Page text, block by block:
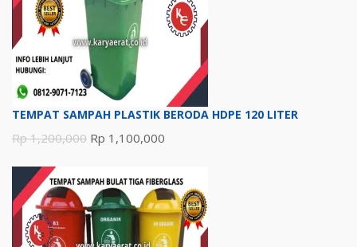
TEMPAT SAMPAH PLASTIK BERODA HDPE 120 LITER
Rp1,200,000 Harga
adalah:
Rp 1,200,000.
Rp 1,100,000
ini
adalah:
Rp 1,100,000.